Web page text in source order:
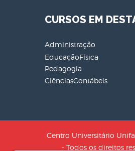
CURSOS EM
Administração
EducaçãoFísica
Pedagogia
CiênciasContábeis
Centro Universitário
- Todos os direitos